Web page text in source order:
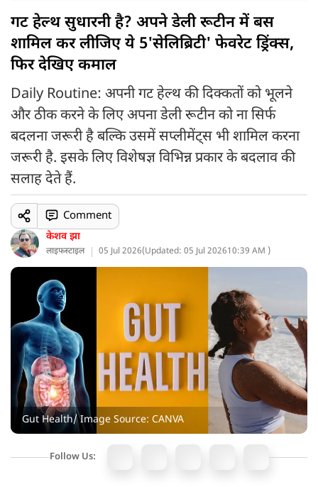
गट हेल्थ सुधारनी है? अपने डेली रूटीन में बस
शामिल कर लीजिए ये 5'सेलिब्रिटी' फेवरेट ड्रिंक्स,
फिर देखिए कमाल
Daily Routine: अपनी गट हेल्थ की दिक्कतों को भूलने
और ठीक करने के लिए अपना डेली रूटीन को ना सिर्फ
बदलना जरूरी है बल्कि उसमें सप्लीमेंट्स भी शामिल करना
जरूरी है. इसके लिए विशेषज्ञ विभिन्न प्रकार के बदलाव की
सलाह देते हैं.
केशव झा
लाइफस्टाइल 05 Jul 2026(Updated: 05 Jul 202610:39 AM )
Comment
Gut Health/ Image Source: CANVA
Follow Us: